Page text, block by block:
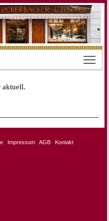
aktuell.
Impressum AGB Kontakt